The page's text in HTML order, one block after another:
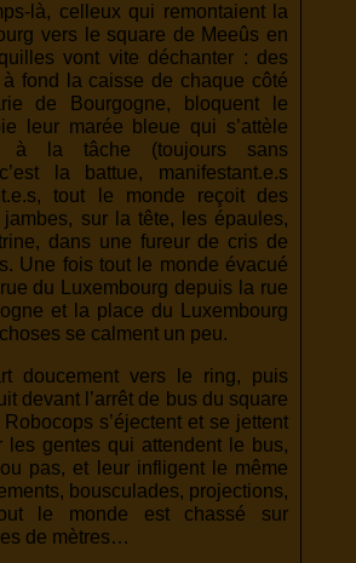
là, celleux qui remontaient la
vers le square de Meeûs en
vont vite déchanter : des
fond la caisse de chaque côté
de Bourgogne, bloquent le
leur marée bleue qui s’attèle
à la tâche (toujours sans
la battue, manifestant.e.s
tout le monde reçoit des
sur la tête, les épaules,
dans une fureur de cris de
Une fois tout le monde évacué
du Luxembourg depuis la rue
et la place du Luxembourg
se calment un peu.
doucement vers le ring, puis
devant l’arrêt de bus du square
s’éjectent et se jettent
les gentes qui attendent le bus,
pas, et leur infligent le même
bousculades, projections,
le monde est chassé sur
de mètres…